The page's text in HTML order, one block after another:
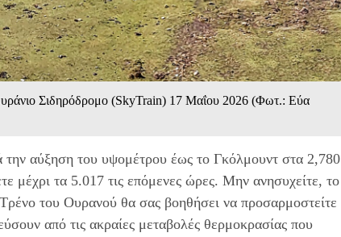
Σιδηρόδρομο (SkyTrain) 17 Mαΐου 2026 (Φωτ.: Εύα
αύξηση του υψομέτρου έως το Γκόλμουντ στα 2,780
μέχρι τα 5.017 τις επόμενες ώρες. Μην ανησυχείτε, το
του Ουρανού θα σας βοηθήσει να προσαρμοστείτε
από τις ακραίες μεταβολές θερμοκρασίας που